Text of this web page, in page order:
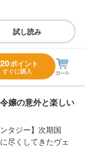
試し読み
ポイント
すぐに購入
嬢の意外と楽しい
タジー】次期国
尽くしてきたヴェ